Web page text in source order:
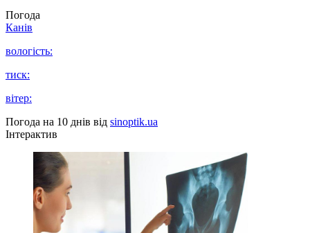
Погода
Канів
вологість:
тиск:
вітер:
Погода на 10 днів від sinoptik.ua
Інтерактив